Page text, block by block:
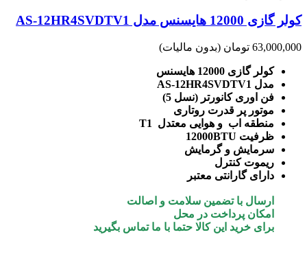
کولر گازی 12000 هایسنس مدل AS-12HR4SVDTV1
63,000,000 تومان (بدون مالیات)
کولر گازی 12000 هایسنس
مدل AS-12HR4SVDTV1
فن اوری کانورتر (نسل 5)
موتور پر قدرت روتاری
منطقه اب و هوایی معتدل T1
ظرفیت 12000BTU
سرمایش و گرمایش
ریموت کنترل
دارای گارانتی معتبر
ارسال با تضمین سلامت و اصالت
امکان پرداخت در محل
برای خرید این کالا حتما با ما تماس بگیرید